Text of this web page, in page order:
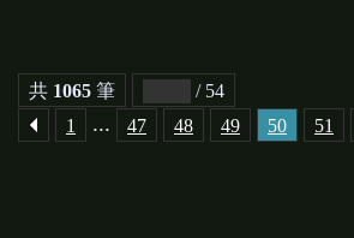
共 1065 筆
/ 54
1
... 47 48 49 50 51